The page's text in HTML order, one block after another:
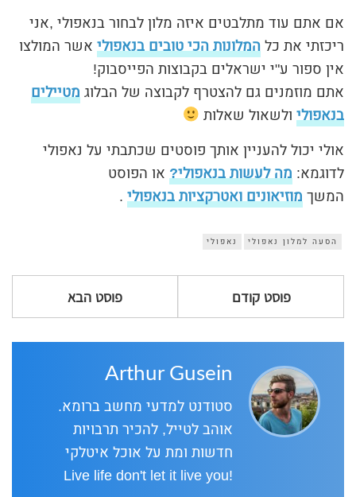
אם אתם עוד מתלבטים איזה מלון לבחור בנאפולי ,אני
ריכזתי את כלהמלונות הכי טובים בנאפולי אשר המולצו
אין ספור ע"י ישראלים בקבוצות הפייסבוק!
אתם מוזמנים גם להצטרף לקבוצה של הבלוגמטיילים
בנאפולי ולשאול שאלות
אולי יכול להעניין אותך פוסטים שכתבתי על נאפולי
לדוגמא: מה לעשות בנאפולי? או הפוסט
המשךמוזיאונים ואטרקציות בנאפולי .
הסעה למלון נאפולי נאפולי
פוסט קודם פוסט הבא
Arthur Gusein
סטודנט למדעי מחשב ברומא.
אוהב לטייל, להכיר תרבויות
חדשות ומת על אוכל איטלקי
!Live life don't let it live you